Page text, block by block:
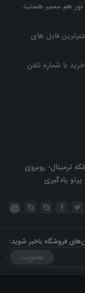
نور هم مسیر هستید
فایل های
با شماره تلفن
ترمینال- روبروی
یادگیری
فروشگاه باخبر شوید:
عضویت